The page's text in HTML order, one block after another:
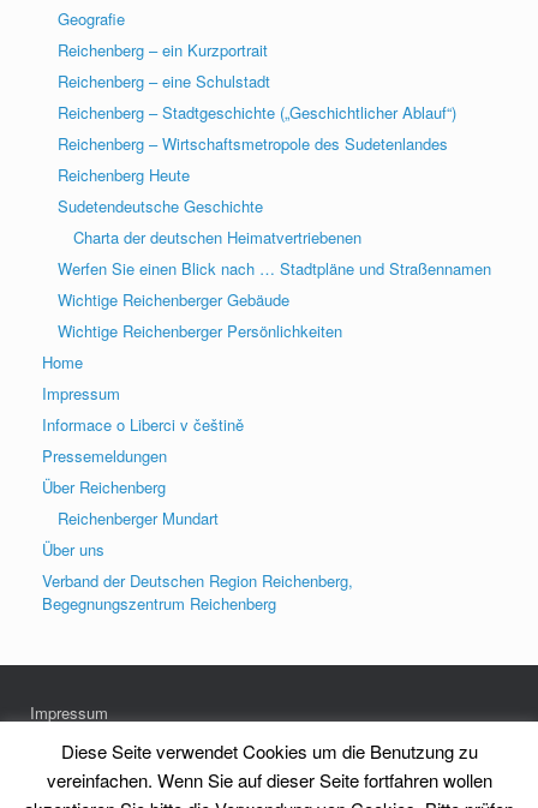
Geografie
Reichenberg – ein Kurzportrait
Reichenberg – eine Schulstadt
Reichenberg – Stadtgeschichte („Geschichtlicher Ablauf“)
Reichenberg – Wirtschaftsmetropole des Sudetenlandes
Reichenberg Heute
Sudetendeutsche Geschichte
Charta der deutschen Heimatvertriebenen
Werfen Sie einen Blick nach … Stadtpläne und Straßennamen
Wichtige Reichenberger Gebäude
Wichtige Reichenberger Persönlichkeiten
Home
Impressum
Informace o Liberci v češtině
Pressemeldungen
Über Reichenberg
Reichenberger Mundart
Über uns
Verband der Deutschen Region Reichenberg,
Begegnungszentrum Reichenberg
Impressum
Datenschutz
Diese Seite verwendet Cookies um die Benutzung zu
vereinfachen. Wenn Sie auf dieser Seite fortfahren wollen